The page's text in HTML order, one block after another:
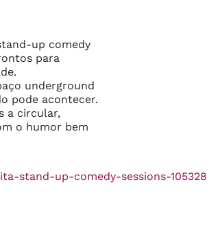
up comedy
para
underground
pode acontecer.
a circular,
o humor bem
stand-up-comedy-sessions-105328